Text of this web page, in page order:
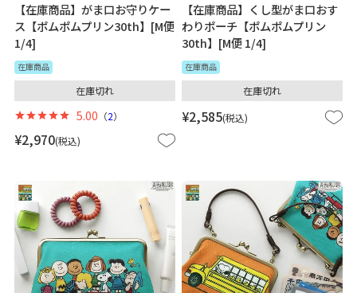
【在庫商品】がま口お守りケー
ス【ポムポムプリン30th】[M便
1/4]
在庫商品
¥2,970 税込
在庫切れ
5.00 （2）
【在庫商品】くし型がま口おす
わりポーチ【ポムポムプリン
30th】[M便 1/4]
在庫商品
¥2,585 税込
在庫切れ